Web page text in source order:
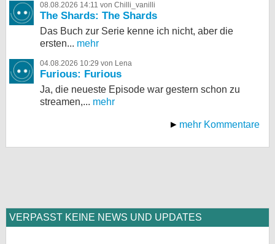
08.08.2026 14:11 von Chilli_vanilli
The Shards: The Shards
Das Buch zur Serie kenne ich nicht, aber die
ersten... mehr
04.08.2026 10:29 von Lena
Furious: Furious
Ja, die neueste Episode war gestern schon zu
streamen,... mehr
mehr Kommentare
VERPASST KEINE NEWS UND UPDATES